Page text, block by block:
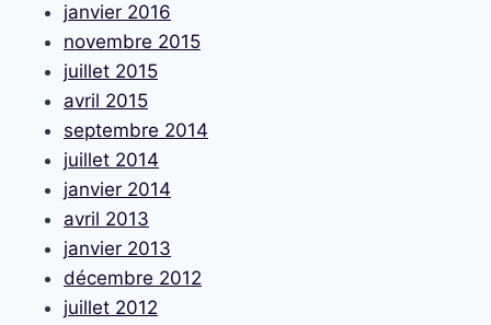
janvier 2016
novembre 2015
juillet 2015
avril 2015
septembre 2014
juillet 2014
janvier 2014
avril 2013
janvier 2013
décembre 2012
juillet 2012